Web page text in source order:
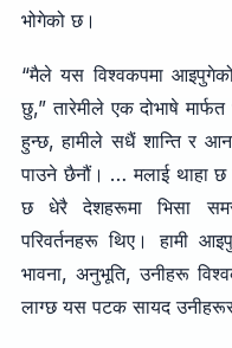
भोगेको छ।
“मैले यस विश्वकपमा
छु,” तारेमीले एक दोभाषे
हुन्छ, हामीले सधैं शान्ति र
पाउने छैनौं। … मलाई थाहा छ
छ धेरै देशहरूमा भिसा
परिवर्तनहरू थिए। हामी
भावना, अनुभूति, उनीहरू
लाग्छ यस पटक सायद